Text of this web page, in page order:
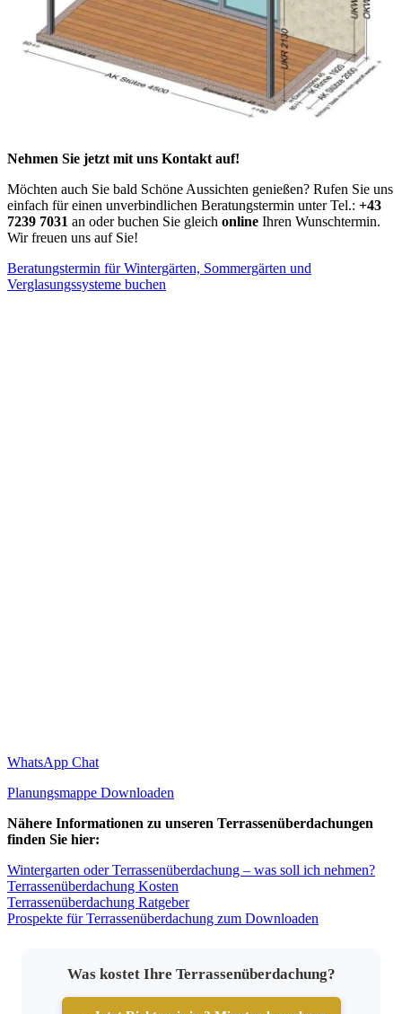
Nehmen Sie jetzt mit uns Kontakt auf!
Möchten auch Sie bald Schöne Aussichten genießen? Rufen Sie uns
einfach für einen unverbindlichen Beratungstermin unter Tel.: +43
7239 7031 an oder buchen Sie gleich online Ihren Wunschtermin.
Wir freuen uns auf Sie!
Beratungstermin für Wintergärten, Sommergärten und
Verglasungssysteme buchen
WhatsApp Chat
Planungsmappe Downloaden
Nähere Informationen zu unseren Terrassenüberdachungen
finden Sie hier:
Wintergarten oder Terrassenüberdachung – was soll ich nehmen?
Terrassenüberdachung Kosten
Terrassenüberdachung Ratgeber
Prospekte für Terrassenüberdachung zum Downloaden
Was kostet Ihre Terrassenüberdachung?